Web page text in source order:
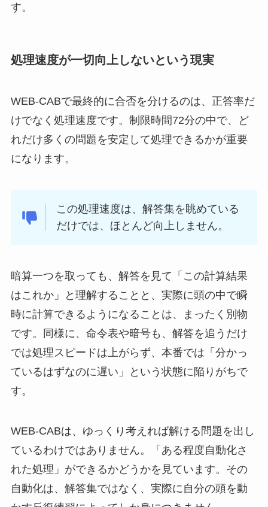
す。
処理速度が一切向上しないという現実
WEB-CABで最終的に合否を分けるのは、正答率だ
けでなく処理速度です。制限時間72分の中で、ど
れだけ多くの問題を安定して処理できるかが重要
になります。
この処理速度は、解答集を眺めている
だけでは、ほとんど向上しません。
暗算一つを取っても、解答を見て「この計算結果
はこれか」と理解することと、実際に頭の中で瞬
時に計算できるようになることは、まったく別物
です。同様に、命令表や暗号も、解答を追うだけ
では処理スピードは上がらず、本番では「分かっ
ているはずなのに遅い」という状態に陥りがちで
す。
WEB-CABは、ゆっくり考えれば解ける問題を出し
ているわけではありません。「ある程度自動化さ
れた処理」ができるかどうかを見ています。その
自動化は、解答集ではなく、実際に自分の頭を動